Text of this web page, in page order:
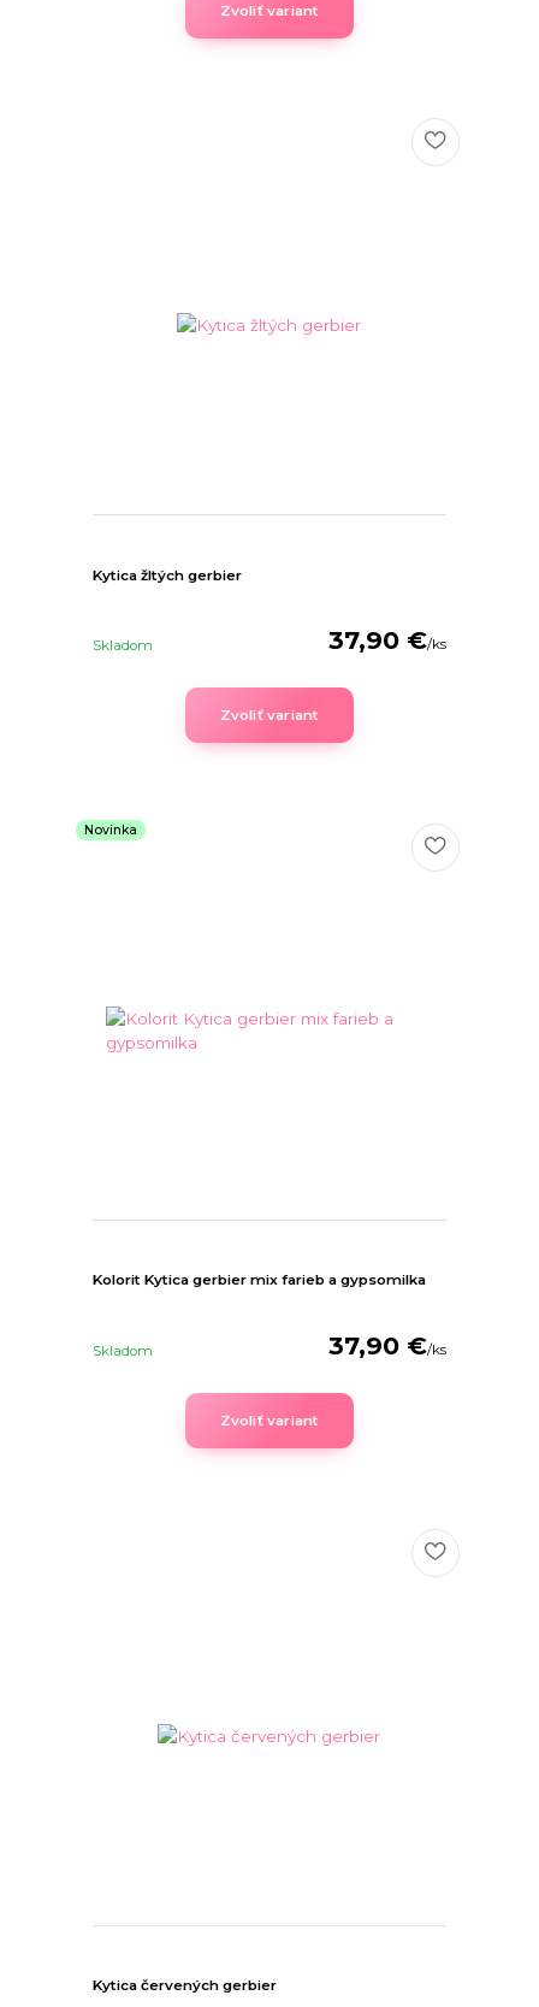
Zvoliť variant
Kytica žltých gerbier
37,90 €/ks
Skladom
Zvoliť variant
Novinka
Kolorit Kytica gerbier mix farieb a gypsomilka
37,90 €/ks
Skladom
Zvoliť variant
Kytica červených gerbier